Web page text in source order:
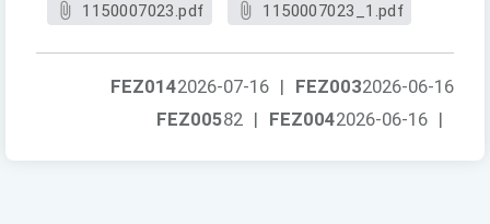
1150007023.pdf 1150007023_1.pdf
FEZ0032026-06-16
FEZ0142026-07-16 |
FEZ0042026-06-16 |
FEZ00582 |